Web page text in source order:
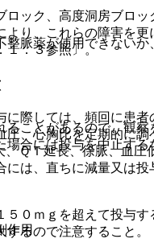
ック、高度洞房ブロッ
より、これらの障害を更
１．３参照〕。
際しては、頻回に患者
圧、心胸比を定期的に調
、ＱＴ延長、徐脈、血圧
には、直ちに減量又は投
０ｍｇを超えて投与す
るので注意すること。
整脈薬が使用できないか
ることがあるので、観察
場合には投与を中止する
作用